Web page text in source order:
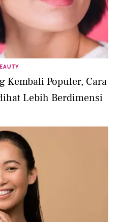
Kembali Populer, Cara
Lebih Berdimensi